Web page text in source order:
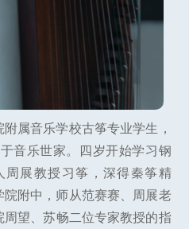
属音乐学校古筝专业学生，
音乐世家。四岁开始学习钢
周展教授习筝，深得秦筝精
院附中，师从范赛赛、周展老
望、苏畅二位专家教授的指